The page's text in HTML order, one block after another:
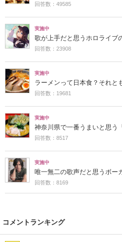
回答数：49585
実施中
歌が上手だと思うホロライブ
回答数：23908
実施中
ラーメンって日本食？それと
回答数：19681
実施中
神奈川県で一番うまいと思う
回答数：8517
実施中
唯一無二の歌声だと思うボー
回答数：8169
コメントランキング